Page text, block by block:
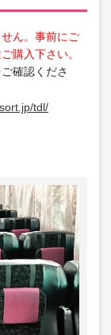
ん。事前にご
購入下さい。
確認くださ
tdl/